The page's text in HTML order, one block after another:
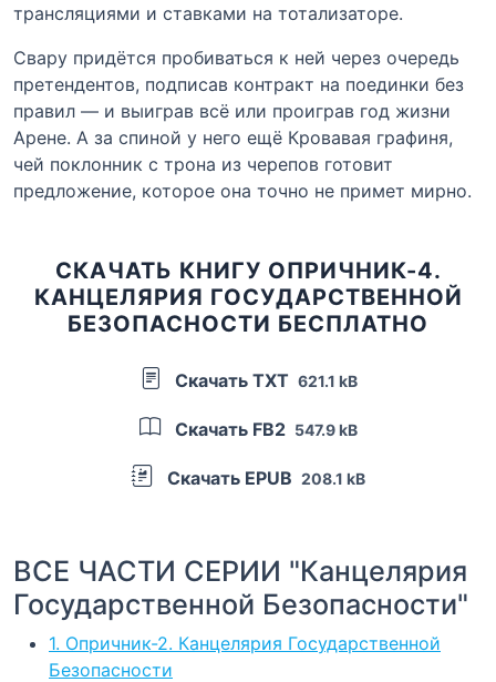
трансляциями и ставками на тотализаторе.
Свару придётся пробиваться к ней через очередь
претендентов, подписав контракт на поединки без
правил — и выиграв всё или проиграв год жизни
Арене. А за спиной у него ещё Кровавая графиня,
чей поклонник с трона из черепов готовит
предложение, которое она точно не примет мирно.
СКАЧАТЬ КНИГУ ОПРИЧНИК-4.
КАНЦЕЛЯРИЯ ГОСУДАРСТВЕННОЙ
БЕЗОПАСНОСТИ БЕСПЛАТНО
Скачать TXT 621.1 kB
Скачать FB2 547.9 kB
Скачать EPUB 208.1 kB
ВСЕ ЧАСТИ СЕРИИ "Канцелярия
Государственной Безопасности"
1. Опричник-2. Канцелярия Государственной
Безопасности